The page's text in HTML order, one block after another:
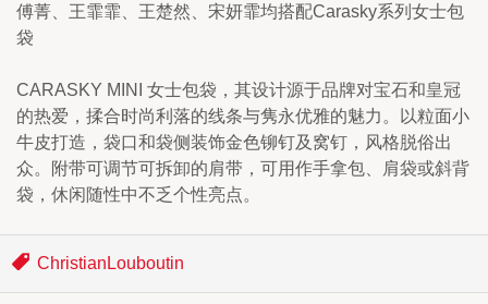
傅菁、王霏霏、王楚然、宋妍霏均搭配Carasky系列女士包
袋
CARASKY MINI 女士包袋，其设计源于品牌对宝石和皇冠
的热爱，揉合时尚利落的线条与隽永优雅的魅力。以粒面小
牛皮打造，袋口和袋侧装饰金色铆钉及窝钉，风格脱俗出
众。附带可调节可拆卸的肩带，可用作手拿包、肩袋或斜背
袋，休闲随性中不乏个性亮点。
ChristianLouboutin